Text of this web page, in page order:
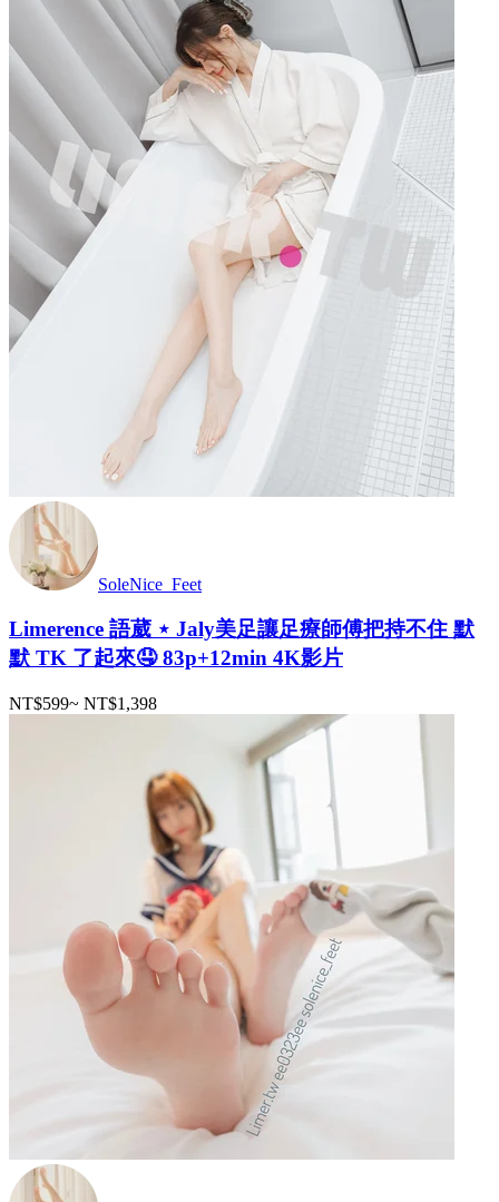
SoleNice_Feet
Limerence 語葳 ⋆ Jaly美足讓足療師傅把持不住 默
默 TK 了起來🤤 83p+12min 4K影片
NT$599~ NT$1,398